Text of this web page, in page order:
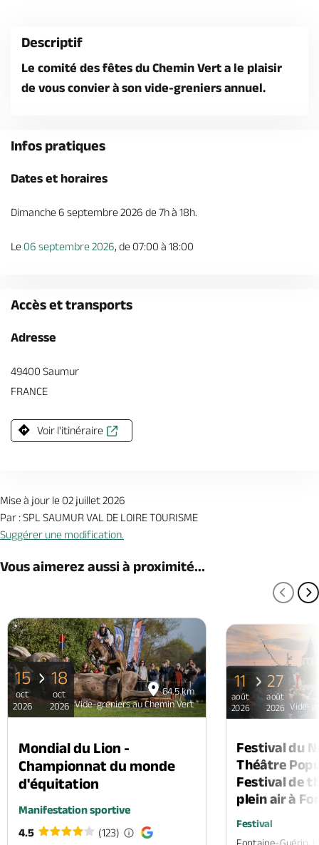
Descriptif
Le comité des fêtes du Chemin Vert a le plaisir
de vous convier à son vide-greniers annuel.
Infos pratiques
Dates et horaires
Dimanche 6 septembre 2026 de 7h à 18h.
Le 06 septembre 2026, de 07:00 à 18:00
Accès et transports
Adresse
49400 Saumur
FRANCE
Voir l'itinéraire
Mise à jour le 02 juillet 2026
Par : SPL SAUMUR VAL DE LOIRE TOURISME
Suggérer une modification.
Vous aimerez aussi à proximité...
64.5 km
Vide-greniers au Chemin Vert
15
oct
2026
18
oct
2026
Mondial du Lion -
Championnat du monde
d'équitation
Manifestation sportive
4.5
(123)
Vide-
11
août
2026
27
août
2026
Festival du
Théâtre
Festival de
plein air à
Festival